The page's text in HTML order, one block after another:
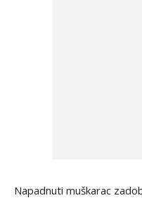
Napadnuti muškarac